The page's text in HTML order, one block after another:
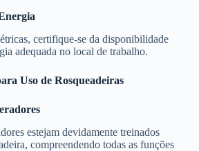
certifique-se da disponibilidade
adequada no local de trabalho.
Uso de Rosqueadeiras
estejam devidamente treinados
compreendendo todas as funções